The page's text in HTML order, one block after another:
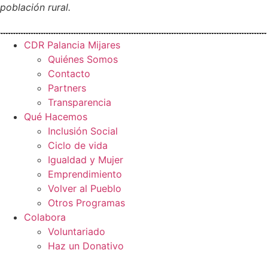
población rural.
CDR Palancia Mijares
Quiénes Somos
Contacto
Partners
Transparencia
Qué Hacemos
Inclusión Social
Ciclo de vida
Igualdad y Mujer
Emprendimiento
Volver al Pueblo
Otros Programas
Colabora
Voluntariado
Haz un Donativo